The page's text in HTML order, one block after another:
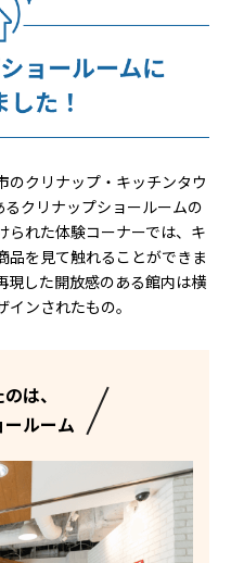
のクリナップ・キッチンタウ
クリナップショールームの
られた体験コーナーでは、キ
品を見て触れることができま
現した開放感のある館内は横
ンされたもの。
は、
ルーム